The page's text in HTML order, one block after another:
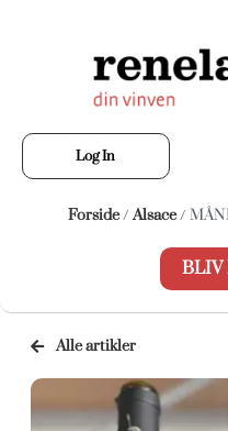
Log In
Forside/Alsace/
BLIV
Alle artikler